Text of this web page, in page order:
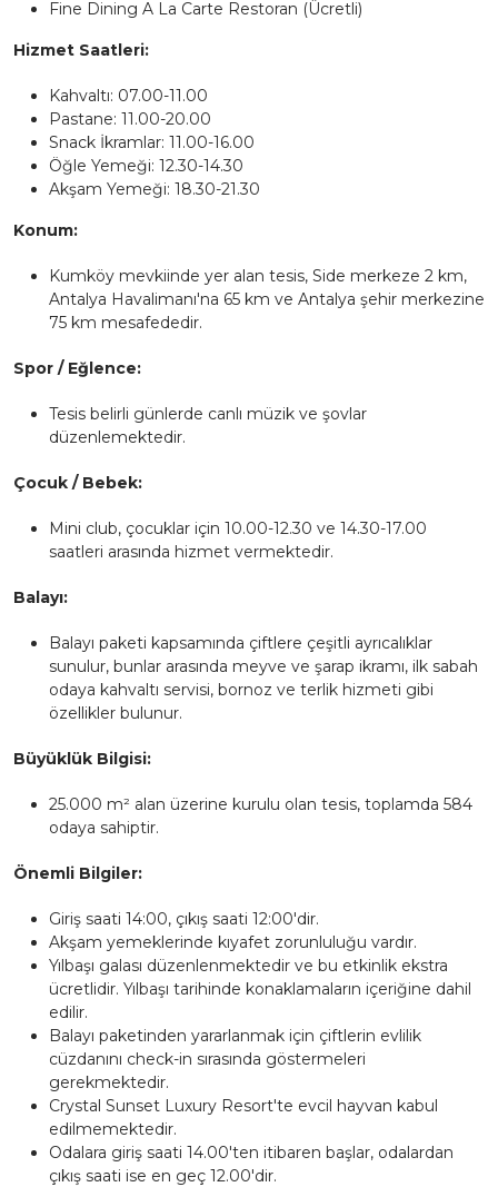
Fine Dining A La Carte Restoran (Ücretli)
Hizmet Saatleri:
Kahvaltı: 07.00-11.00
Pastane: 11.00-20.00
Snack İkramlar: 11.00-16.00
Öğle Yemeği: 12.30-14.30
Akşam Yemeği: 18.30-21.30
Konum:
Kumköy mevkiinde yer alan tesis, Side merkeze 2 km,
Antalya Havalimanı'na 65 km ve Antalya şehir merkezine
75 km mesafededir.
Spor / Eğlence:
Tesis belirli günlerde canlı müzik ve şovlar
düzenlemektedir.
Çocuk / Bebek:
Mini club, çocuklar için 10.00-12.30 ve 14.30-17.00
saatleri arasında hizmet vermektedir.
Balayı:
Balayı paketi kapsamında çiftlere çeşitli ayrıcalıklar
sunulur, bunlar arasında meyve ve şarap ikramı, ilk sabah
odaya kahvaltı servisi, bornoz ve terlik hizmeti gibi
özellikler bulunur.
Büyüklük Bilgisi:
25.000 m² alan üzerine kurulu olan tesis, toplamda 584
odaya sahiptir.
Önemli Bilgiler:
Giriş saati 14:00, çıkış saati 12:00'dir.
Akşam yemeklerinde kıyafet zorunluluğu vardır.
Yılbaşı galası düzenlenmektedir ve bu etkinlik ekstra
ücretlidir. Yılbaşı tarihinde konaklamaların içeriğine dahil
edilir.
Balayı paketinden yararlanmak için çiftlerin evlilik
cüzdanını check-in sırasında göstermeleri
gerekmektedir.
Crystal Sunset Luxury Resort'te evcil hayvan kabul
edilmemektedir.
Odalara giriş saati 14.00'ten itibaren başlar, odalardan
çıkış saati ise en geç 12.00'dir.